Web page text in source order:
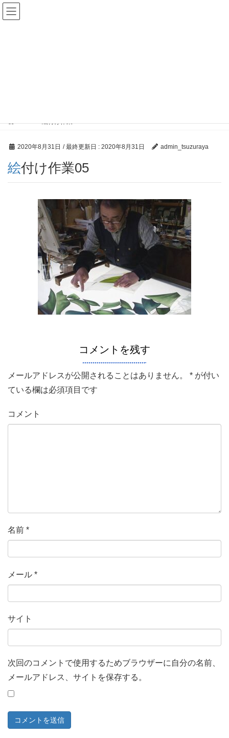
HOME 絵付け作業05
2020年8月31日 / 最終更新日 : 2020年8月31日 admin_tsuzuraya
絵付け作業05
コメントを残す
メールアドレスが公開されることはありません。 * が付い
ている欄は必須項目です
コメント
名前 *
メール *
サイト
次回のコメントで使用するためブラウザーに自分の名前、
メールアドレス、サイトを保存する。